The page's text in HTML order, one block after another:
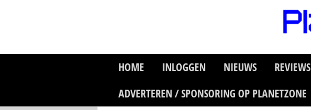
HOME INLOGGEN NIEUWS REVIEWS
ADVERTEREN / SPONSORING OP PLANETZONE